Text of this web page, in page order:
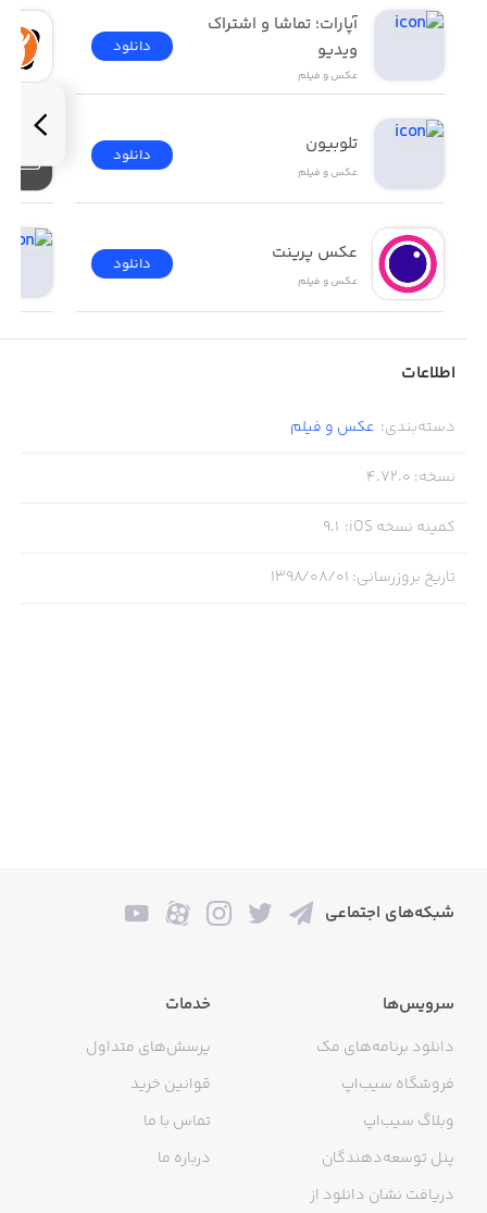
our upcoming releases!
ویدیو
عکس و فیلم
دانلود
تلوبیون
عکس و فیلم
دانلود
عکس پرینت
عکس و فیلم
دانلود
اطلاعات
دسته‌بندی: عکس و فیلم
نسخه:
4.72.0
کمینه نسخه iOS :
9.1
تاریخ بروزرسانی: ۱۳۹۸/۰۸/۰۱
شبکه‌های اجتماعی
سرویس‌ها
دانلود برنامه‌های مک
فروشگاه سیب‌اپ
وبلاگ سیب‌اپ
پنل توسعه‌دهندگان
دریافت نشان دانلود از
خدمات
پرسش‌های متداول
قوانین خرید
تماس با ما
درباره ما